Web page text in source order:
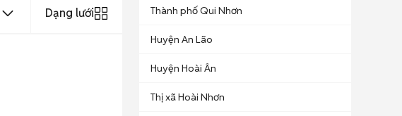
Dạng lưới Thành phố Qui Nhơn
Huyện An Lão
Huyện Hoài Ân
Thị xã Hoài Nhơn